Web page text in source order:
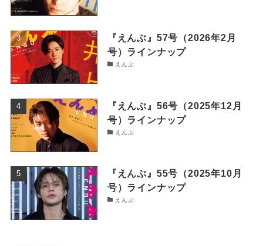
『えんぶ』57号（2026年2月
号）ラインナップ
えんぶ
『えんぶ』56号（2025年12月
号）ラインナップ
えんぶ
『えんぶ』55号（2025年10月
号）ラインナップ
えんぶ